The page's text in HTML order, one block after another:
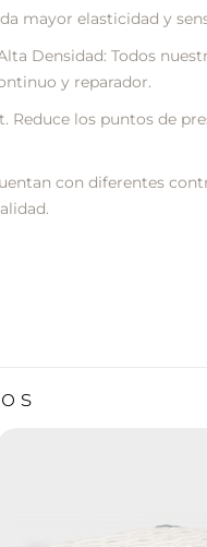
mayor elasticidad y
Densidad: Todos
y reparador.
Reduce los puntos de
con diferentes